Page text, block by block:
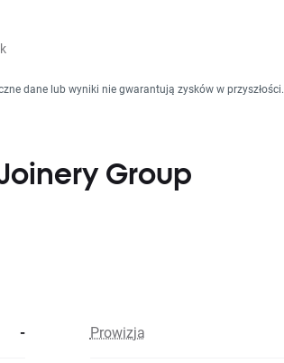
dane lub wyniki nie gwarantują zysków w przyszłości.
Group
- Prowizja